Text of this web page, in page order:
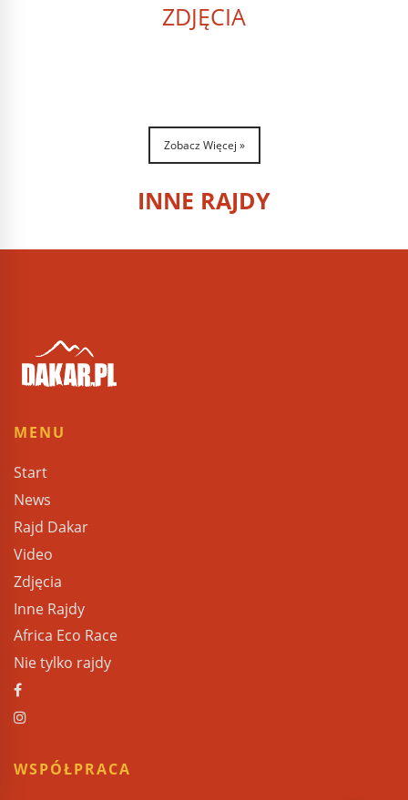
ZDJĘCIA
Zobacz Więcej »
INNE RAJDY
MENU
Start
News
Rajd Dakar
Video
Zdjęcia
Inne Rajdy
Africa Eco Race
Nie tylko rajdy
WSPÓŁPRACA